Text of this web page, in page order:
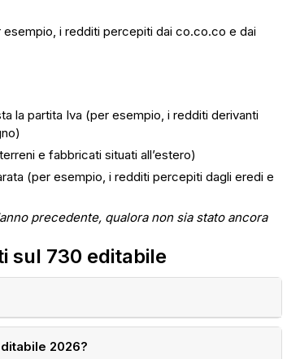
ADS
i redditi percepiti dai co.co.co e dai
la partita Iva (per esempio, i redditi derivanti
e fabbricati situati all’estero)
(per esempio, i redditi percepiti dagli eredi e
precedente, qualora non sia stato ancora
sul 730 editabile
2026?